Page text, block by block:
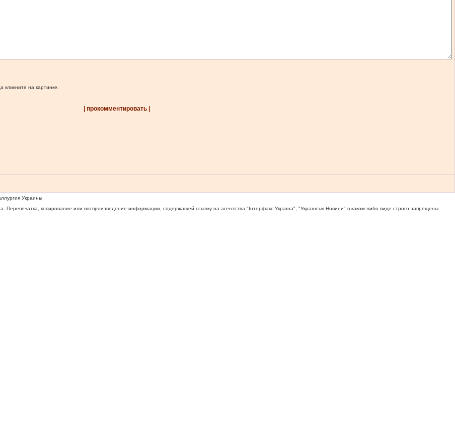
кликните на картинке.
| прокомментировать |
Украины
Перепечатка, копирование или воспроизведение информации, содержащей ссылку на агентства "Iнтерфакс-Україна", "Українськi Новини" в каком-либо виде строго запрещены